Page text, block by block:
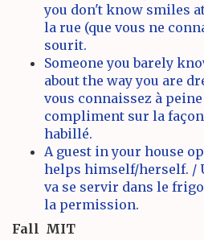
you don't know smiles
la rue (que vous ne
sourit.
Someone you barely
about the way you are
vous connaissez à
compliment sur la
habillé.
A guest in your house
helps himself/herself. /
va se servir dans le
la permission.
Fall MIT